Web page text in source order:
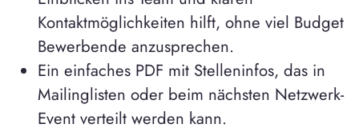
Kontaktmöglichkeiten hilft, ohne viel Budget
Bewerbende anzusprechen.
Ein einfaches PDF mit Stelleninfos, das in
Mailinglisten oder beim nächsten Netzwerk-
Event verteilt werden kann.